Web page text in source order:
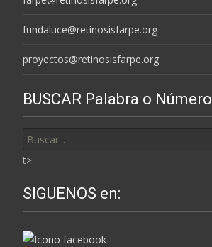
fundaluce@retinosisfarpe.org
proyectos@retinosisfarpe.org
BUSCAR Palabra o Número
por:
t>
SIGUENOS en: